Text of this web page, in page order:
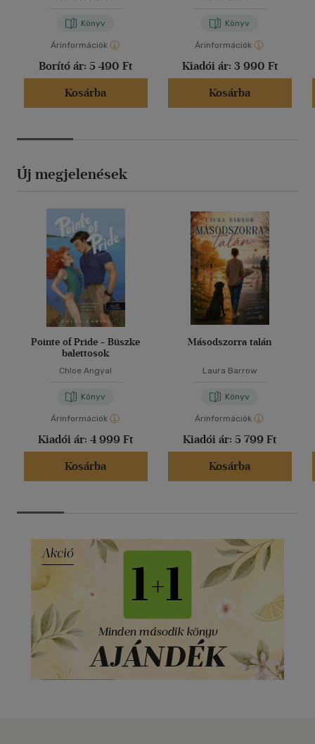
Könyv
Árinformációk
Borító ár: 5 490 Ft
Kosárba
Könyv
Árinformációk
Kiadói ár: 3 990 Ft
Kosárba
Új megjelenések
Pointe of Pride - Büszke
balettosok
Chloe Angyal
Könyv
Árinformációk
Kiadói ár: 4 999 Ft
Kosárba
Másodszorra talán
Laura Barrow
Könyv
Árinformációk
Kiadói ár: 5 799 Ft
Kosárba